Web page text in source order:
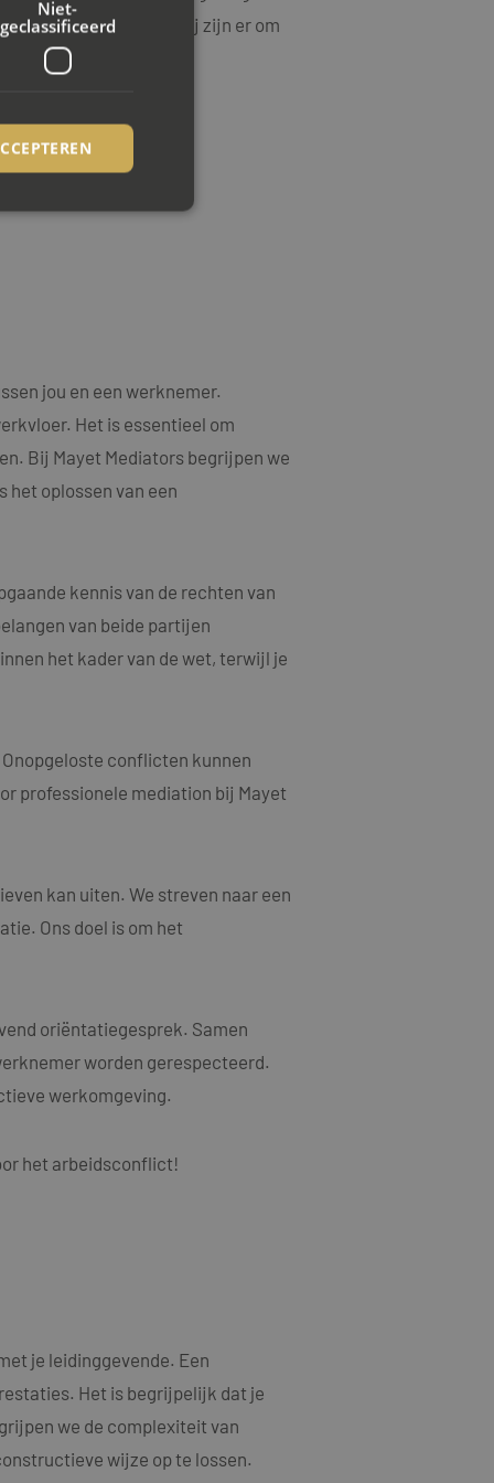
staan voorop, en wij zijn er om
jou en een werknemer.
Het is essentieel om
Bij Mayet Mediators begrijpen we
het oplossen van een
kennis van de rechten van
van beide partijen
het kader van de wet, terwijl je
conflicten kunnen
professionele mediation bij Mayet
kan uiten. We streven naar een
Ons doel is om het
oriëntatiegesprek. Samen
worden gerespecteerd.
werkomgeving.
het arbeidsconflict!
je leidinggevende. Een
Het is begrijpelijk dat je
we de complexiteit van
wijze op te lossen.
Niet-
geclassificeerd
te
basis van de PHP-
doeleinden die
te
een willekeurig
om de
gebruikte
,
de
sessie van de
kunnen worden
om het
tussen veel
kunnen worden
mogelijk
te leveren,
informatie uit
eventuele
hij de genoemde
van Google)